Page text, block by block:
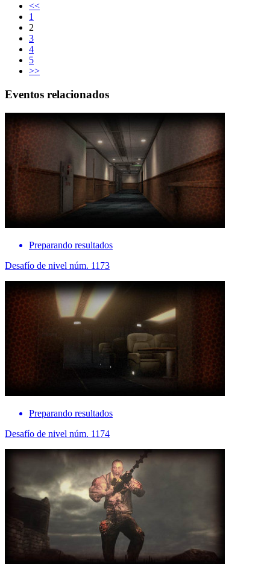
<<
1
2
3
4
5
>>
Eventos relacionados
Preparando resultados
Desafío de nivel núm. 1173
Preparando resultados
Desafío de nivel núm. 1174